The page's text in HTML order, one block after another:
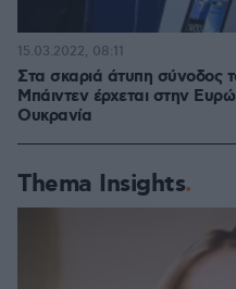
Στα σκαριά άτυπη σύνοδος
Μπάιντεν έρχεται στην
Ουκρανία
15.03.2022, 08:11
Thema Insights